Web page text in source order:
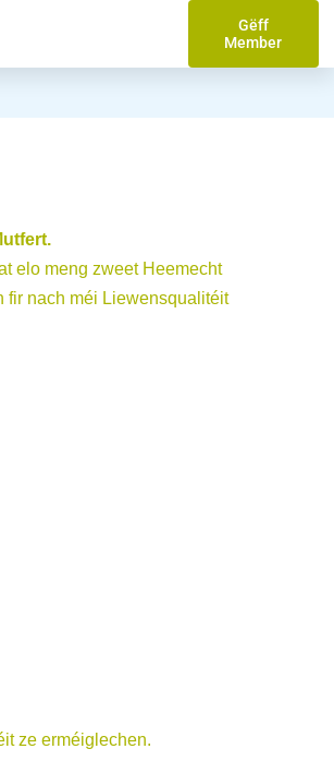
Gëff
Member
elo meng zweet Heemecht
fir nach méi Liewensqualitéit
ze erméiglechen.